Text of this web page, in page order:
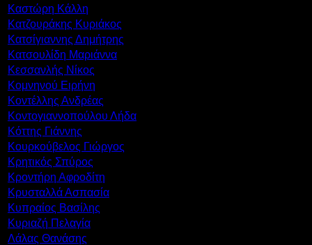
Καστώρη Κάλλη
Κατζουράκης Κυριάκος
Κατσίγιαννης Δημήτρης
Κατσουλίδη Μαριάννα
Κεσσανλής Νίκος
Κομνηνού Ειρήνη
Κοντέλλης Ανδρέας
Κοντογιαννοπούλου Λήδα
Κόττης Γιάννης
Κουρκούβελος Γιώργος
Κρητικός Σπύρος
Κροντήρη Αφροδίτη
Κρυσταλλά Ασπασία
Κυπραίος Βασίλης
Κυριαζή Πελαγία
Λάλας Θανάσης